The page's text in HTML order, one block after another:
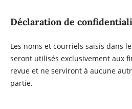
Déclaration de
Les noms et courriels saisis dans
seront utilisés exclusivement aux
revue et ne serviront à aucune
partie.